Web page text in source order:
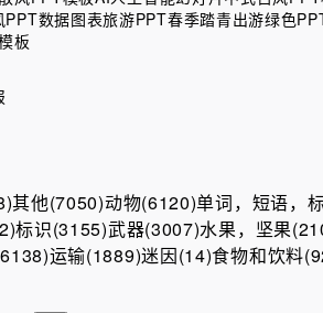
PPT数据图表旅游PPT春季踏青出游绿色
板
其他(7050)动物(6120)单词，短语，
标识(3155)武器(3007)水果，坚果
运输(1889)迷因(14)食物和饮料